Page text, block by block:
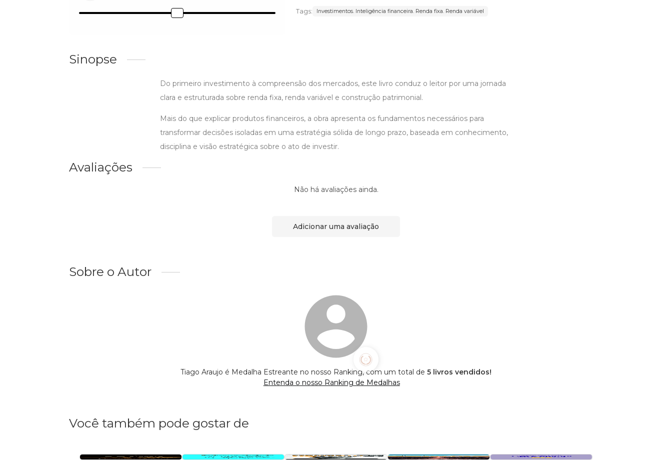
Tags: Investimentos. Inteligência financeira. Renda fixa. Renda variável
Sinopse
Do primeiro investimento à compreensão dos mercados, este livro conduz o leitor por uma jornada
clara e estruturada sobre renda fixa, renda variável e construção patrimonial.
Mais do que explicar produtos financeiros, a obra apresenta os fundamentos necessários para
transformar decisões isoladas em uma estratégia sólida de longo prazo, baseada em conhecimento,
disciplina e visão estratégica sobre o ato de investir.
Avaliações
Não há avaliações ainda.
Adicionar uma avaliação
Sobre o Autor
Tiago Araujo é Medalha Estreante no nosso Ranking, com um total de 5 livros vendidos!
Entenda o nosso Ranking de Medalhas
Você também pode gostar de